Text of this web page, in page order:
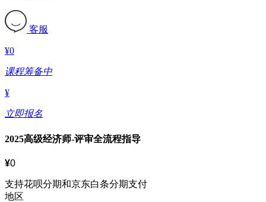
客服
¥0
课程筹备中
¥
立即报名
2025高级经济师-评审全流程指导
¥0
支持花呗分期和京东白条分期支付
地区